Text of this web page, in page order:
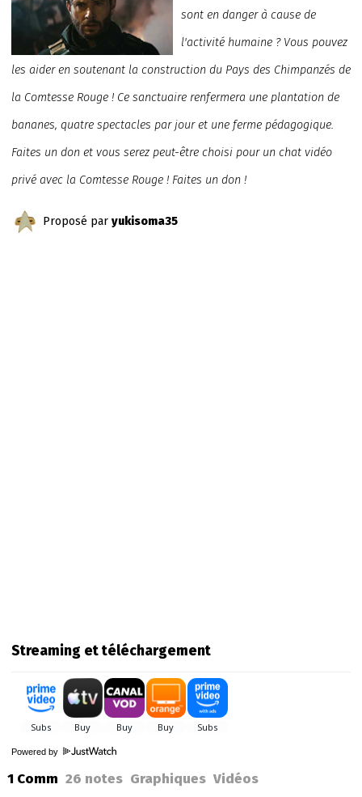
sont en danger à cause de
l'activité humaine ? Vous pouvez
les aider en soutenant la construction du Pays des Chimpanzés de
la Comtesse Rouge ! Ce sanctuaire renfermera une plantation de
bananes, quatre spectacles par jour et une ferme pédagogique.
Faites un don et vous serez peut-être choisi pour un chat vidéo
privé avec la Comtesse Rouge ! Faites un don !
Proposé par yukisoma35
Streaming et téléchargement
Powered by
1 Comm 26 notes Graphiques Vidéos